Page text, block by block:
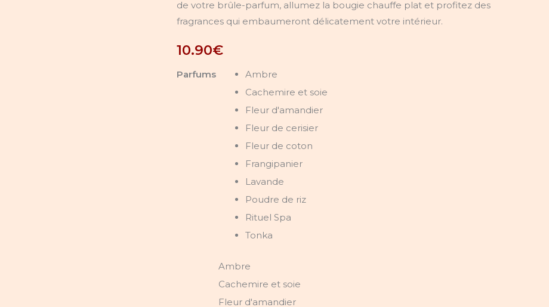
de votre brûle-parfum, allumez la bougie chauffe plat et profitez des
fragrances qui embaumeront délicatement votre intérieur.
10.90€
Parfums
Ambre
Cachemire et soie
Fleur d'amandier
Fleur de cerisier
Fleur de coton
Frangipanier
Lavande
Poudre de riz
Rituel Spa
Tonka
Ambre
Cachemire et soie
Fleur d'amandier